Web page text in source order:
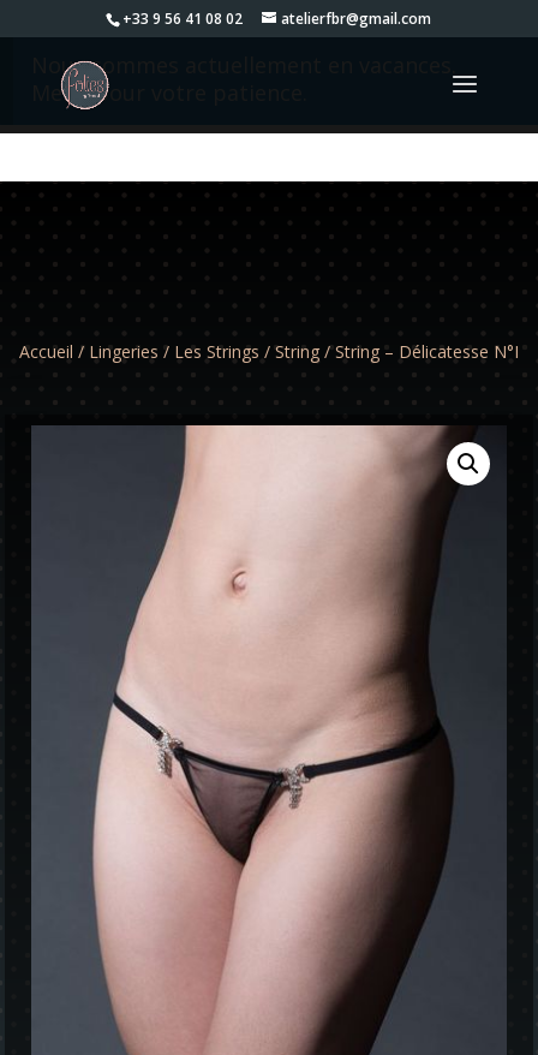
+33 9 56 41 08 02 atelierfbr@gmail.com
Nous sommes actuellement en vacances.
Merci pour votre patience.
Accueil / Lingeries / Les Strings / String / String – Délicatesse N°I